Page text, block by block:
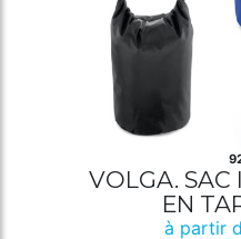
VOLGA. SAC
EN
à partir